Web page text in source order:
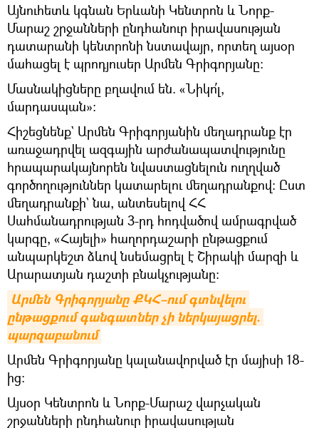
Այնուհետև կգնան Երևանի Կենտրոն և Նորք-
Մարաշ շրջանների ընդհանուր իրավասության
դատարանի կենտրոնի նստավայր, որտեղ այսօր
մահացել է պրոդյուսեր Արմեն Գրիգորյանը։
Մասնակիցները բղավում են. «Նիկո՛լ,
մարդասպան»։
Հիշեցնենք` Արմեն Գրիգորյանին մեղադրանք էր
առաջադրվել ազգային արժանապատվությունը
հրապարակայնորեն նվաստացնելուն ուղղված
գործողություններ կատարելու մեղադրանքով: Ըստ
մեղադրանքի` նա, անտեսելով ՀՀ
Սահմանադրության 3-րդ հոդվածով ամրագրված
կարգը, «Հայելի» հաղորդաշարի ընթացքում
անպարկեշտ ձևով նսեմացրել է Շիրակի մարզի և
Արարատյան դաշտի բնակչությանը:
Արմեն Գրիգորյանը ՔԿՀ–ում գտնվելու
ընթացքում գանգատներ չի ներկայացրել.
պարզաբանում
Արմեն Գրիգորյանը կալանավորված էր մայիսի 18-
ից։
Այսօր Կենտրոն և Նորք-Մարաշ վարչական
շրջանների ընդհանուր իրավասության